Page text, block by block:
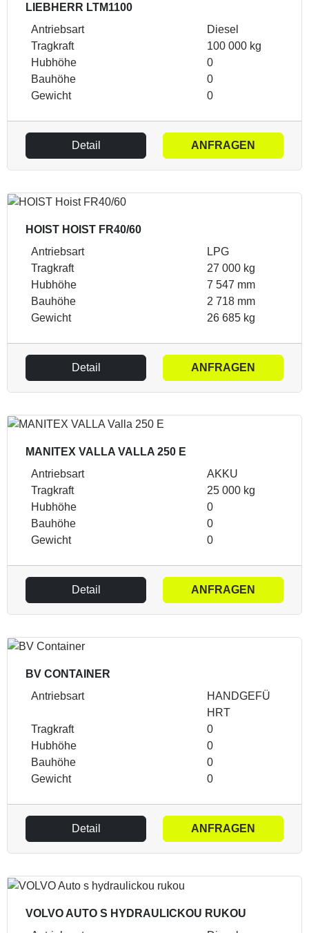
LIEBHERR LTM1100
Antriebsart
Diesel
Tragkraft
100 000 kg
Hubhöhe
0
Bauhöhe
0
Gewicht
0
Detail ANFRAGEN
HOIST HOIST FR40/60
Antriebsart
LPG
Tragkraft
27 000 kg
Hubhöhe
7 547 mm
Bauhöhe
2 718 mm
Gewicht
26 685 kg
Detail ANFRAGEN
MANITEX VALLA VALLA 250 E
Antriebsart
AKKU
Tragkraft
25 000 kg
Hubhöhe
0
Bauhöhe
0
Gewicht
0
Detail ANFRAGEN
BV CONTAINER
Antriebsart
HANDGEFÜ
HRT
Tragkraft
0
Hubhöhe
0
Bauhöhe
0
Gewicht
0
Detail ANFRAGEN
VOLVO AUTO S HYDRAULICKOU RUKOU